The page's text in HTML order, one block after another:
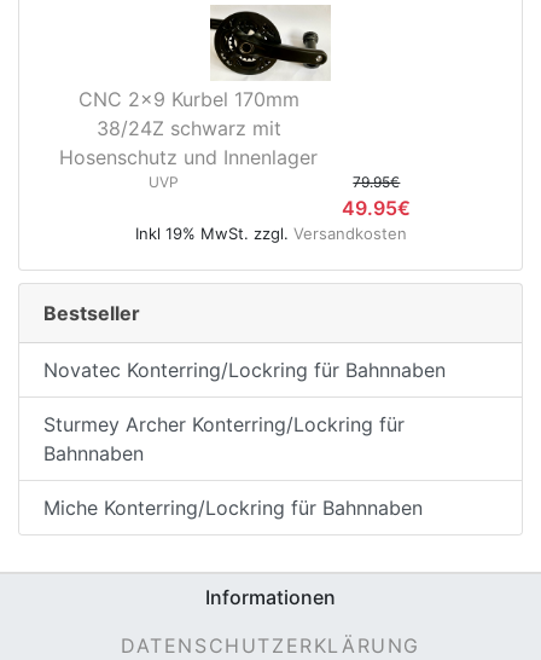
CNC 2x9 Kurbel 170mm
38/24Z schwarz mit
Hosenschutz und Innenlager
UVP 79.95€
49.95€
Inkl 19% MwSt. zzgl. Versandkosten
Bestseller
Novatec Konterring/Lockring für Bahnnaben
Sturmey Archer Konterring/Lockring für
Bahnnaben
Miche Konterring/Lockring für Bahnnaben
Informationen
DATENSCHUTZERKLÄRUNG